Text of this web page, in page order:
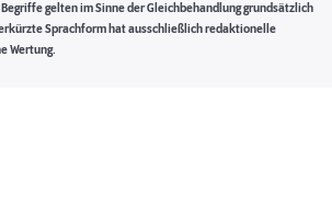
gelten im Sinne der Gleichbehandlung grundsätzlich
Sprachform hat ausschließlich redaktionelle
Wertung.